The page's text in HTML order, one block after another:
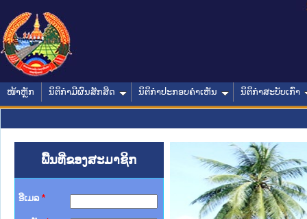
ໜ້າຫຼັກ ນິຕິກໍາມີຜົນສັກສິດ ນິຕິກໍາປະກອບຄໍາເຫັນ ນິຕິກໍາສະບັບເກົ່າ
ພື້ນທີ່ຂອງສະມາຊິກ
ອີເມລ *